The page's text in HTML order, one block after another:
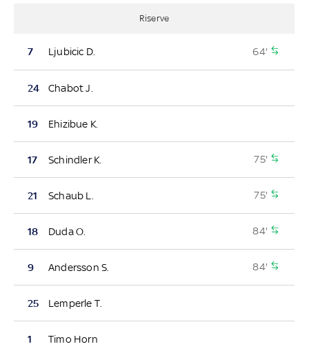
Riserve
7 Ljubicic D. 64'
24 Chabot J.
19 Ehizibue K.
17 Schindler K. 75'
21 Schaub L. 75'
18 Duda O. 84'
9 Andersson S. 84'
25 Lemperle T.
1 Timo Horn